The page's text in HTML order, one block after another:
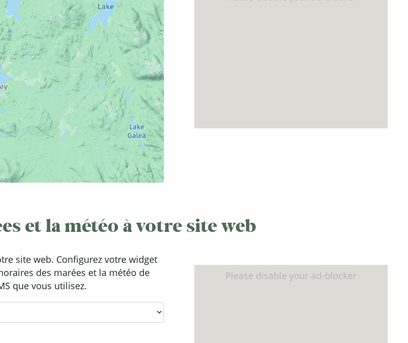
et la météo à votre site web
site web. Configurez votre widget
des marées et la météo de
que vous utilisez.